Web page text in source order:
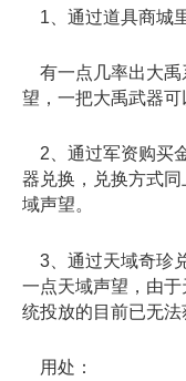
1、通过道具商城
有一点几率出大禹
望，一把大禹武器可
2、通过军资购买
器兑换，兑换方式
域声望。
3、通过天域奇珍
一点天域声望，由
统投放的目前已无法
用处：